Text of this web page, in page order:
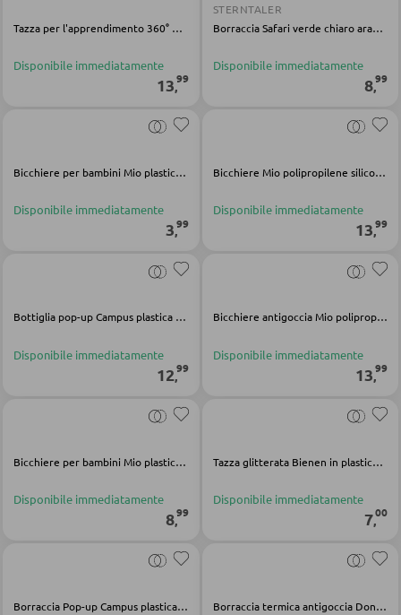
Letti boxspring
Letti imbottiti
Letti singoli
MATERASSI
Doghe
ARMADI
Armadi con ante scorrevoli
Armadi con ante a battente
SPECCHI
Specchi da parete
Tazza per l'apprendimento 360° Mio polipropilene silicone Tritan verde trasparente
Disponibile immediatamente
13,99
STERNTALER
Borraccia Safari verde chiaro arancio alluminio polipropilene
Disponibile immediatamente
8,99
Bicchiere per bambini Mio plastica trasparente
Disponibile immediatamente
3,99
Bicchiere Mio polipropilene siliconato Tritan verde trasparente
Disponibile immediatamente
13,99
Bottiglia pop-up Campus plastica verde
Disponibile immediatamente
12,99
Bicchiere antigoccia Mio polipropilene silicone Tritan bianco trasparente
Disponibile immediatamente
13,99
Bicchiere per bambini Mio plastica silicone rosa trasparente
Disponibile immediatamente
8,99
Tazza glitterata Bienen in plastica colorata
Disponibile immediatamente
7,00
Borraccia Pop-up Campus plastica marrone Borraccia termica antigoccia Done by Deer verde acciaio inossidabile e plastica 340 ml